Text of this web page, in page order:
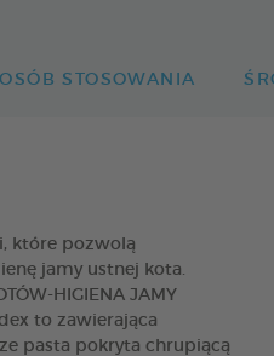
STOSOWANIA
które pozwolą
jamy ustnej kota.
HIGIENA JAMY
to zawierająca
pasta pokryta chrupiącą